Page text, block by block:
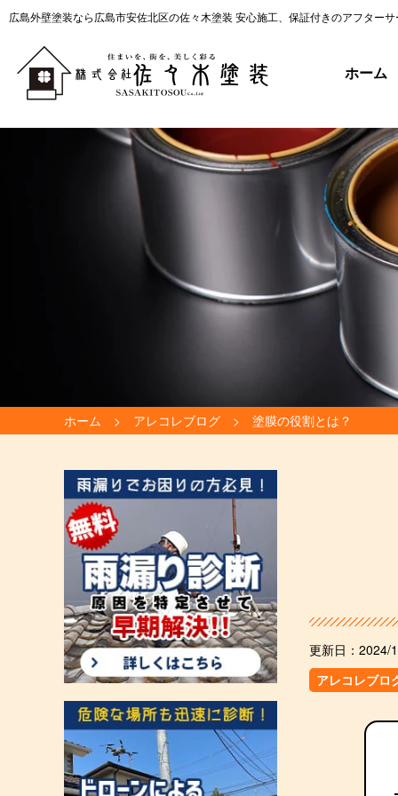
広島外壁塗装なら広島市安佐北区の佐々木塗装 安心施工、保証付きのアフター
ホーム
ホーム アレコレブログ 塗膜の役割とは？
更新日： 2024/
アレコレブロ